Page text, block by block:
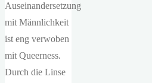
Auseinandersetzung
mit Männlichkeit
ist eng verwoben
mit Queerness.
Durch die Linse